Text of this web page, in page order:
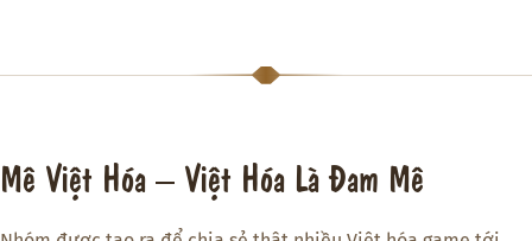
Mê Việt Hóa – Việt Hóa Là Đam Mê